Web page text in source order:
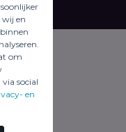
wij en
om
social
en